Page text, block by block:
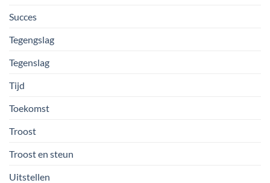
Succes
Tegengslag
Tegenslag
Tijd
Toekomst
Troost
Troost en steun
Uitstellen